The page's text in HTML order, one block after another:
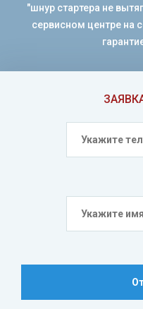
"шнур стартера не
сервисном центре на